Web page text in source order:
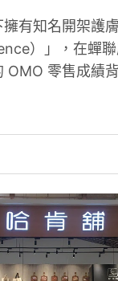
有知名開架護
）」，在蟬
OMO 零售成績
理挑戰，沃盛透
80% 行政耗時，